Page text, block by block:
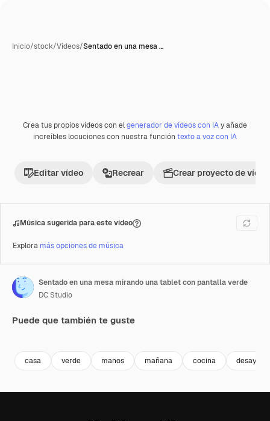
Inicio/stock/Vídeos/Sentado en una mesa …
Premium
Crea tus propios vídeos con elgenerador de vídeos con IAy añade
increíbles locuciones con nuestra función texto a voz con IA
Editar vídeo Recrear Crear proyecto de vídeo
Música sugerida para este vídeo
Explora más opciones de música
Sentado en una mesa mirando una tablet con pantalla verde
DC Studio
Puede que también te guste
casa verde manos mañana cocina desayuno